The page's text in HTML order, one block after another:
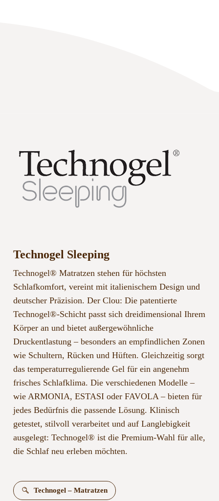
Technogel Sleeping
Technogel® Matratzen stehen für höchsten
Schlafkomfort, vereint mit italienischem Design und
deutscher Präzision. Der Clou: Die patentierte
Technogel®-Schicht passt sich dreidimensional Ihrem
Körper an und bietet außergewöhnliche
Druckentlastung – besonders an empfindlichen Zonen
wie Schultern, Rücken und Hüften. Gleichzeitig sorgt
das temperaturregulierende Gel für ein angenehm
frisches Schlafklima. Die verschiedenen Modelle –
wie ARMONIA, ESTASI oder FAVOLA – bieten für
jedes Bedürfnis die passende Lösung. Klinisch
getestet, stilvoll verarbeitet und auf Langlebigkeit
ausgelegt: Technogel® ist die Premium-Wahl für alle,
die Schlaf neu erleben möchten.
Technogel – Matratzen